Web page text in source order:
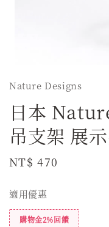
Nature Designs
日本
吊支架 展
Regular
NT$ 470
適用優惠
購物金2%回饋